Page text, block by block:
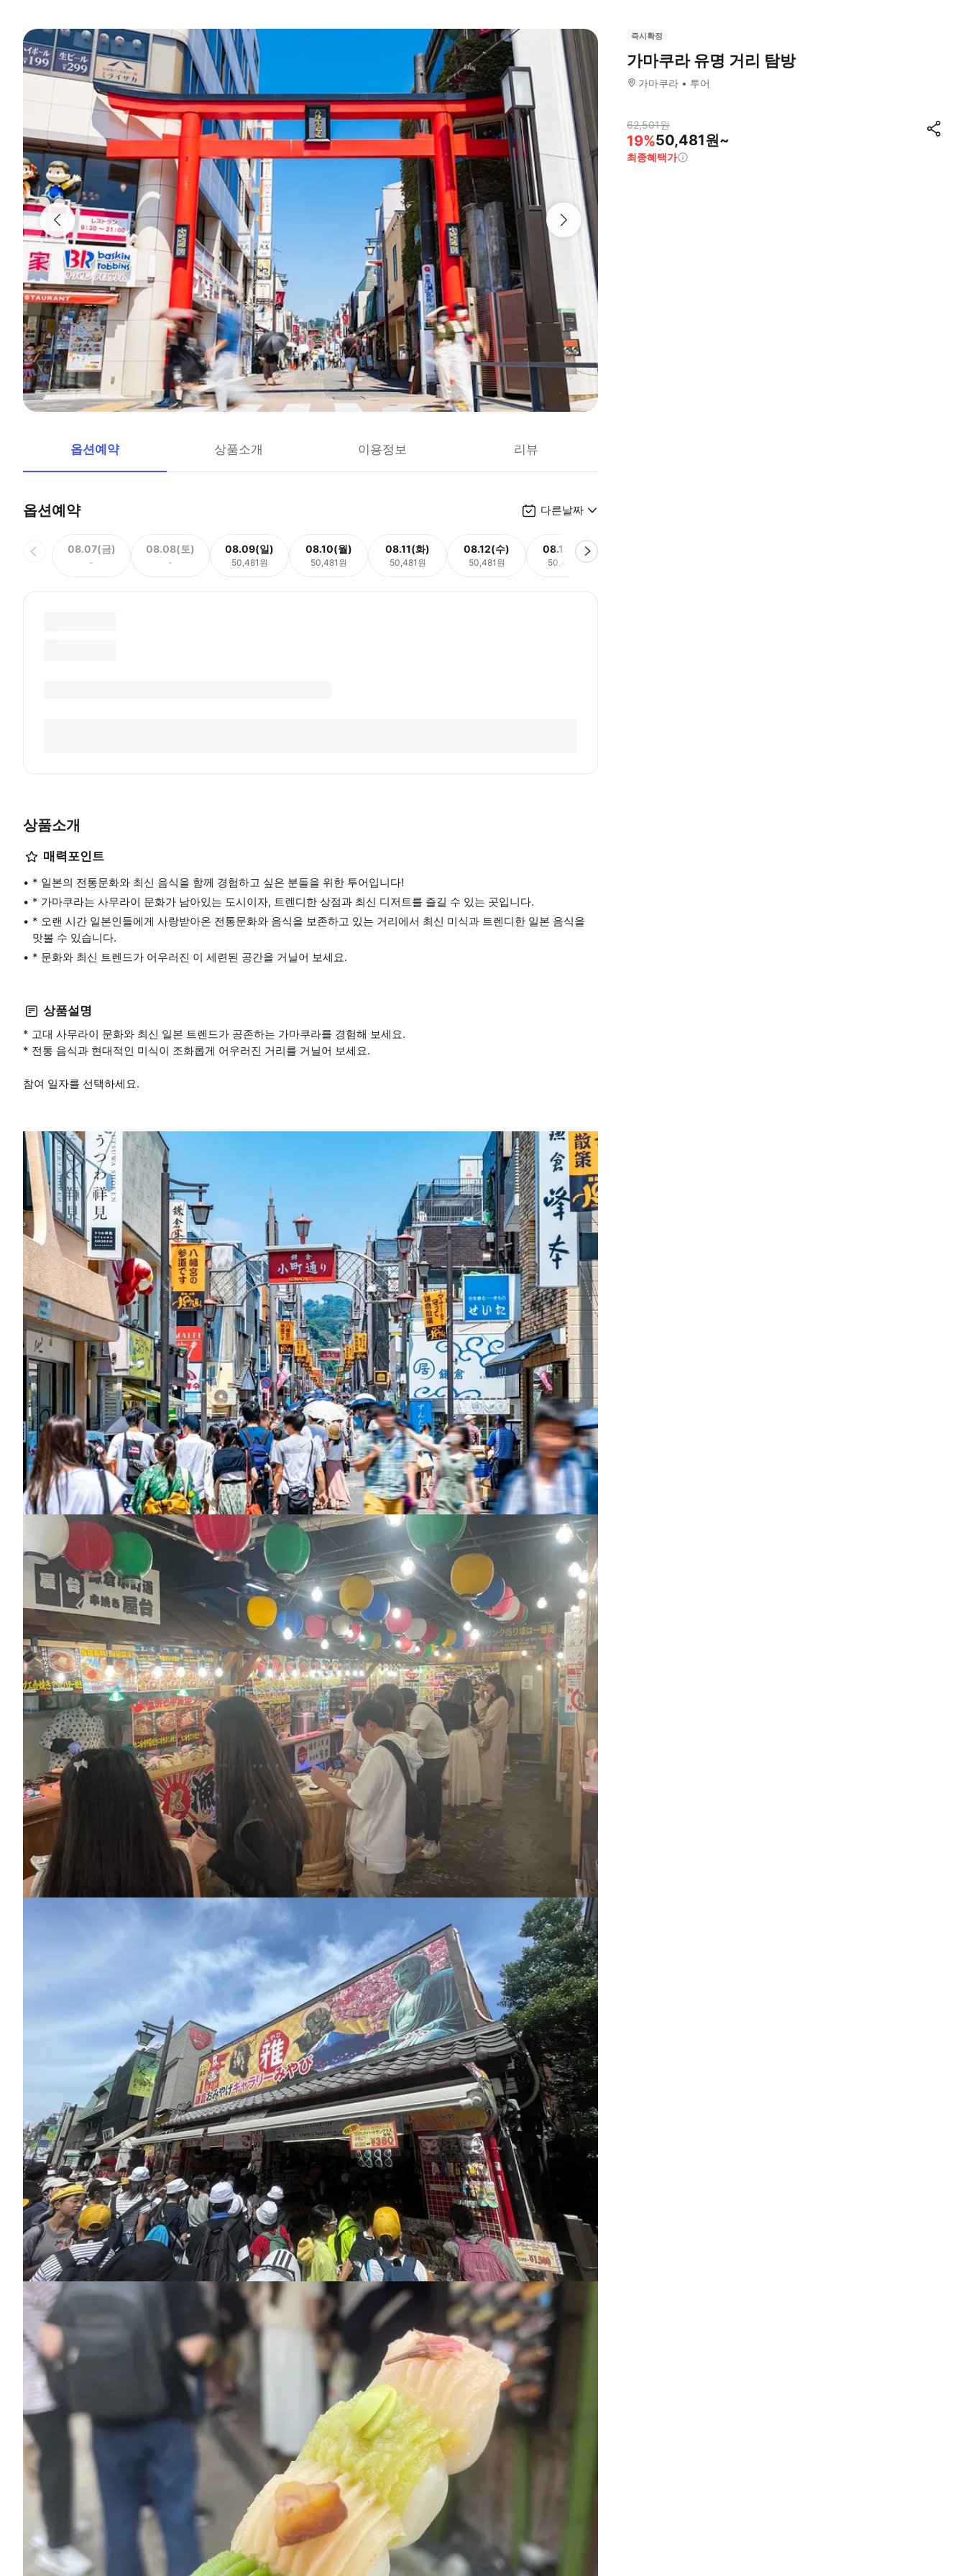
옵션예약 상품소개 이용정보 리뷰
옵션예약 다른날짜
08.07(금)
-
08.08(토)
-
08.09(일)
50,481원
08.10(월)
50,481원
08.11(화)
50,481원
08.12(수)
50,481원
08.13(목)
50,481원
상품소개
매력포인트
* 일본의 전통문화와 최신 음식을 함께 경험하고 싶은 분들을 위한 투어입니다!
* 가마쿠라는 사무라이 문화가 남아있는 도시이자, 트렌디한 상점과 최신 디저트를 즐길 수 있는 곳입니다.
* 오랜 시간 일본인들에게 사랑받아온 전통문화와 음식을 보존하고 있는 거리에서 최신 미식과 트렌디한 일본 음식을
맛볼 수 있습니다.
* 문화와 최신 트렌드가 어우러진 이 세련된 공간을 거닐어 보세요.
상품설명
* 고대 사무라이 문화와 최신 일본 트렌드가 공존하는 가마쿠라를 경험해 보세요.
* 전통 음식과 현대적인 미식이 조화롭게 어우러진 거리를 거닐어 보세요.
참여 일자를 선택하세요.
즉시확정
가마쿠라 유명 거리 탐방
가마쿠라 투어
62,501원
19%50,481원~
최종혜택가